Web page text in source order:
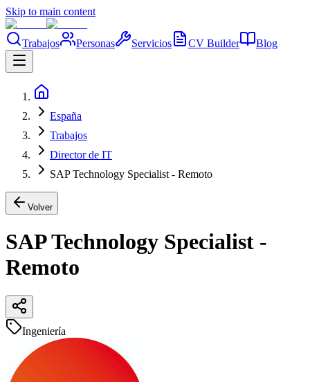
Skip to main content
Trabajos Personas Servicios CV Builder Blog
España
Trabajos
Director de IT
SAP Technology Specialist - Remoto
Volver
SAP Technology Specialist -
Remoto
Ingeniería